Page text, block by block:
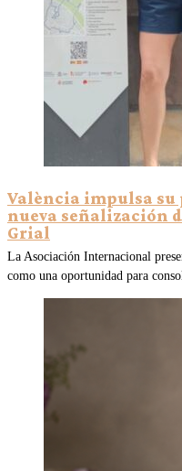
València impulsa su
nueva señalización
Grial
La Asociación Internacional
como una oportunidad para